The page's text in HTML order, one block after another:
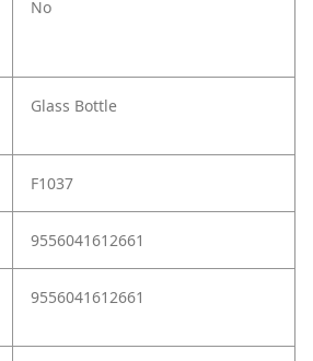
No
Glass Bottle
F1037
9556041612661
9556041612661